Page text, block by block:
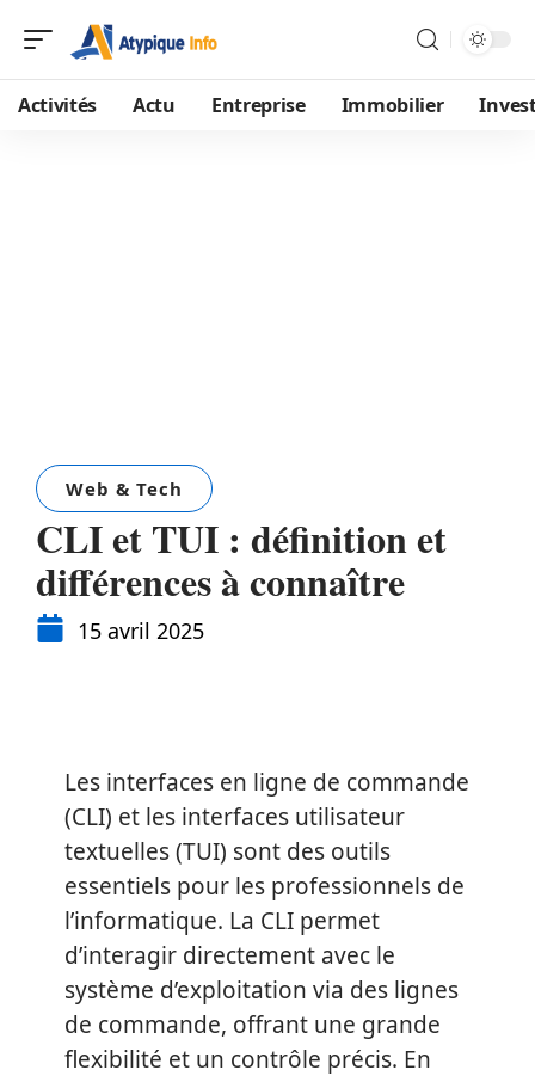
Activités Actu Entreprise Immobilier
Web & Tech
CLI et TUI : définition et
différences à connaître
15 avril 2025
Les interfaces en ligne de commande
(CLI) et les interfaces utilisateur
textuelles (TUI) sont des outils
essentiels pour les professionnels de
l’informatique. La CLI permet
d’interagir directement avec le
système d’exploitation via des lignes
de commande, offrant une grande
flexibilité et un contrôle précis. En